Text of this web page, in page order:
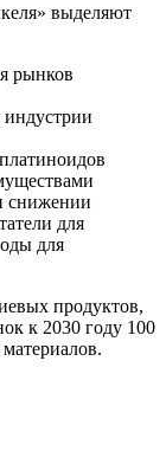
выделяют
рынков
снижении
для
для
продуктов,
к 2030 году 100